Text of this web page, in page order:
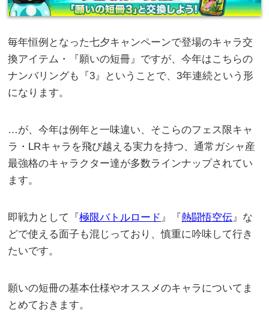
毎年恒例となった七夕キャンペーンで登場のキャラ交
換アイテム・『願いの短冊』ですが、今年はこちらの
ナンバリングも『3』ということで、3年連続という形
になります。
…が、今年は例年と一味違い、そこらのフェス限キャ
ラ・LRキャラを飛び越える実力を持つ、通常ガシャ産
最強格のキャラクター達が多数ラインナップされてい
ます。
即戦力として『極限バトルロード 』『熱闘悟空伝』な
どで使える面子も混じっており、慎重に吟味して行き
たいです。
願いの短冊の基本仕様やオススメのキャラについてま
とめておきます。